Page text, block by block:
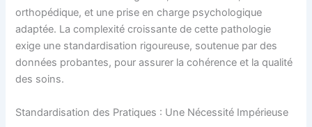
orthopédique, et une prise en charge psychologique
adaptée. La complexité croissante de cette pathologie
exige une standardisation rigoureuse, soutenue par des
données probantes, pour assurer la cohérence et la qualité
des soins.
Standardisation des Pratiques : Une Nécessité Impérieuse